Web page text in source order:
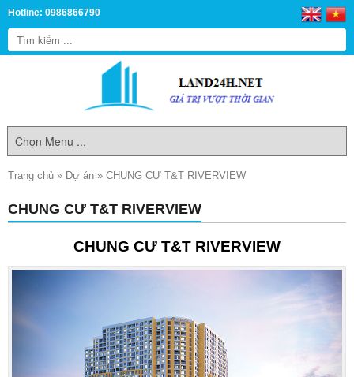
Hotline: 0986866790
Trang chủ » Dự án » CHUNG CƯ T&T RIVERVIEW
CHUNG CƯ T&T RIVERVIEW
CHUNG CƯ T&T RIVERVIEW